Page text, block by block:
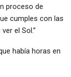
proceso de
cumples con las
el Sol.”
había horas en